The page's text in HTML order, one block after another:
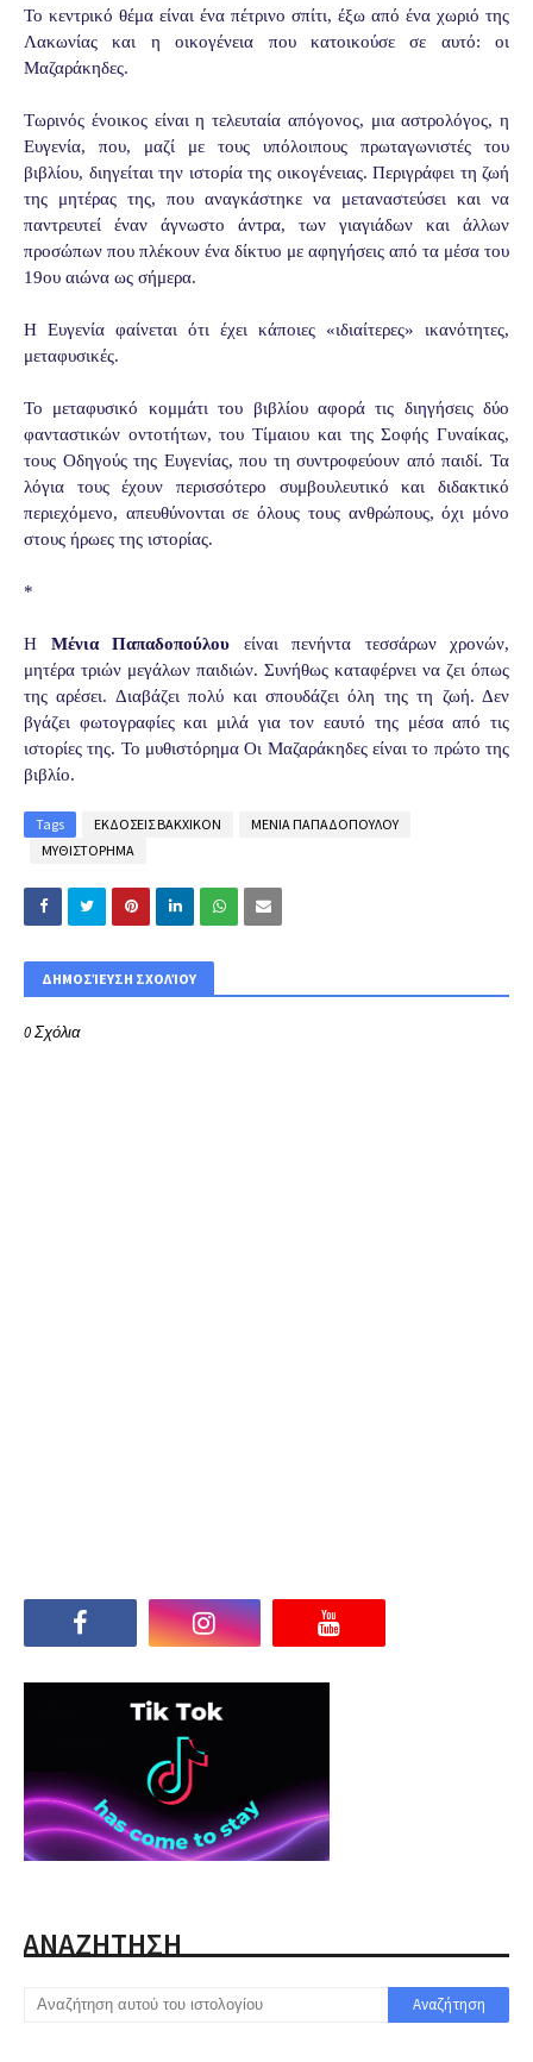
Το κεντρικό θέμα είναι ένα πέτρινο σπίτι, έξω από ένα χωριό της
Λακωνίας και η οικογένεια που κατοικούσε σε αυτό: οι
Μαζαράκηδες.
Τωρινός ένοικος είναι η τελευταία απόγονος, μια αστρολόγος, η
Ευγενία, που, μαζί με τους υπόλοιπους πρωταγωνιστές του
βιβλίου, διηγείται την ιστορία της οικογένειας. Περιγράφει τη ζωή
της μητέρας της, που αναγκάστηκε να μεταναστεύσει και να
παντρευτεί έναν άγνωστο άντρα, των γιαγιάδων και άλλων
προσώπων που πλέκουν ένα δίκτυο με αφηγήσεις από τα μέσα του
19ου αιώνα ως σήμερα.
Η Ευγενία φαίνεται ότι έχει κάποιες «ιδιαίτερες» ικανότητες,
μεταφυσικές.
Το μεταφυσικό κομμάτι του βιβλίου αφορά τις διηγήσεις δύο
φανταστικών οντοτήτων, του Τίμαιου και της Σοφής Γυναίκας,
τους Οδηγούς της Ευγενίας, που τη συντροφεύουν από παιδί. Τα
λόγια τους έχουν περισσότερο συμβουλευτικό και διδακτικό
περιεχόμενο, απευθύνονται σε όλους τους ανθρώπους, όχι μόνο
στους ήρωες της ιστορίας.
*
Η Μένια Παπαδοπούλου είναι πενήντα τεσσάρων χρονών,
μητέρα τριών μεγάλων παιδιών. Συνήθως καταφέρνει να ζει όπως
της αρέσει. Διαβάζει πολύ και σπουδάζει όλη της τη ζωή. Δεν
βγάζει φωτογραφίες και μιλά για τον εαυτό της μέσα από τις
ιστορίες της. Το μυθιστόρημα Οι Μαζαράκηδες είναι το πρώτο της
βιβλίο.
Tags ΕΚΔΟΣΕΙΣ ΒΑΚΧΙΚΟΝ
ΜΕΝΙΑ ΠΑΠΑΔΟΠΟΥΛΟΥ
ΜΥΘΙΣΤΟΡΗΜΑ
ΔΗΜΟΣΊΕΥΣΗ ΣΧΟΛΊΟΥ
0 Σχόλια
ΑΝΑΖΗΤΗΣΗ